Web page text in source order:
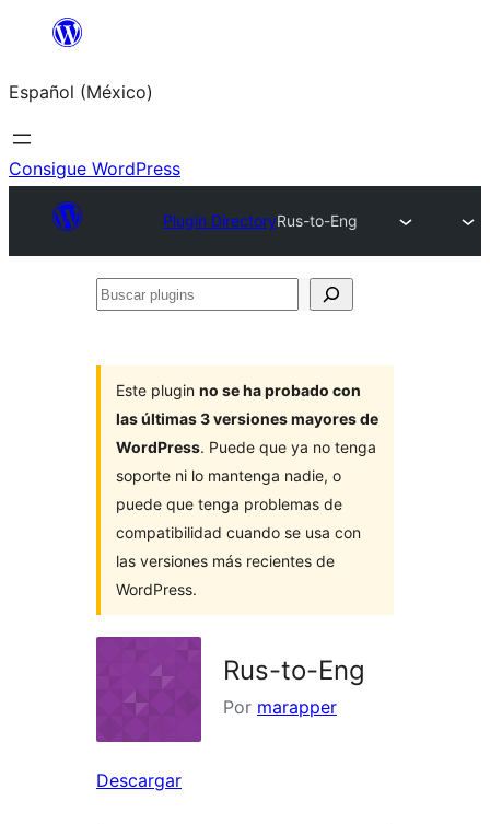
Saltar
contenido
Español (México)
Consigue WordPress
Plugin DirectoryRus-to-Eng
Buscar
Este plugin no se ha probado con
las últimas 3 versiones mayores de
WordPress. Puede que ya no tenga
soporte ni lo mantenga nadie, o
puede que tenga problemas de
compatibilidad cuando se usa con
las versiones más recientes de
WordPress.
Rus-to-Eng
Por marapper
Descargar